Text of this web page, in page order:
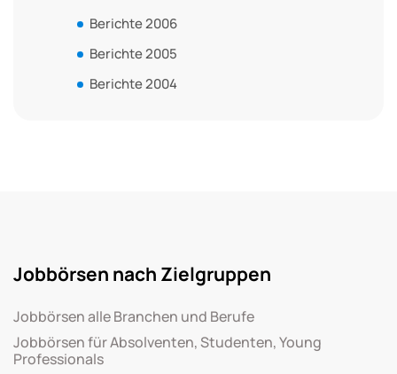
Berichte 2006
Berichte 2005
Berichte 2004
Jobbörsen nach Zielgruppen
Jobbörsen alle Branchen und Berufe
Jobbörsen für Absolventen, Studenten, Young
Professionals